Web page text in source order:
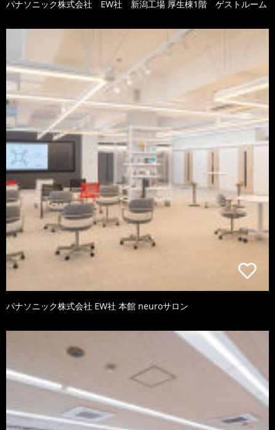
パナソニック株式会社 EW社 新潟工場 厚生棟1階 ゲストルーム
パナソニック株式会社 EW社 本館 neuroサロン